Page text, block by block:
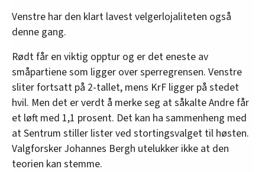
Venstre har den klart lavest velgerlojaliteten også
denne gang.
Rødt får en viktig opptur og er det eneste av
småpartiene som ligger over sperregrensen. Venstre
sliter fortsatt på 2-tallet, mens KrF ligger på stedet
hvil. Men det er verdt å merke seg at såkalte Andre får
et løft med 1,1 prosent. Det kan ha sammenheng med
at Sentrum stiller lister ved stortingsvalget til høsten.
Valgforsker Johannes Bergh utelukker ikke at den
teorien kan stemme.